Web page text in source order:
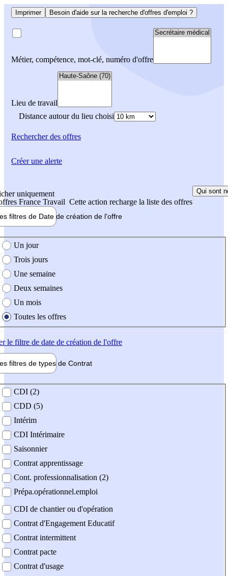
Imprimer Besoin d'aide sur la recherche d'offres d'emploi ?
Métier, compétence, mot-clé, numéro d'offre
Lieu de travail
Distance autour du lieu choisi
Rechercherdes offres
uniquement
France Travail Cette action recharge la liste des offres
Qui sont
filtres de Date de création de l'offre
création de l'offre
Un jour
Trois jours
Une semaine
Deux semaines
Un mois
Toutes les offres
le filtre de date de création de l'offre
filtres de types de Contrat
contrat
CDI (2)
CDD (5)
Intérim
CDI Intérimaire
Saisonnier
Contrat apprentissage
Cont. professionnalisation (2)
Prépa.opérationnel.emploi
CDI de chantier ou d'opération
Contrat d'Engagement Educatif
Contrat intermittent
Contrat pacte
Contrat d'usage
Créer une alerte